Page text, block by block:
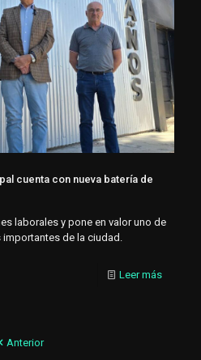
cuenta con nueva batería de
laborales y pone en valor uno de
de la ciudad.
Leer más
Anterior